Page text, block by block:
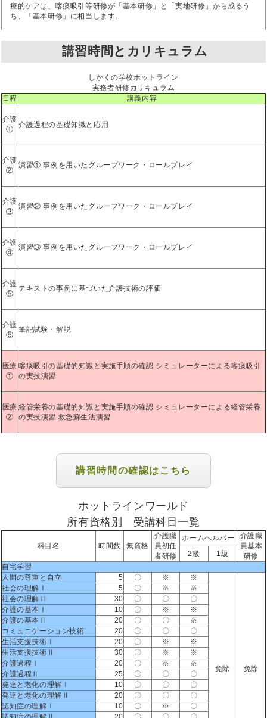
療的ケアは、喀痰吸引等研修が「基本研修」と「実地研修」から成るう
ち、「基本研修」に相当します。
講習時間とカリキュラム
しかくの学校ホットライン
実務者研修カリキュラム
日程
講義内容
介護
①
介護過程の基礎知識と応用
介護
②
演習① 事例を用いたグループワーク・ロールプレイ
介護
③
演習② 事例を用いたグループワーク・ロールプレイ
介護
④
演習③ 事例を用いたグループワーク・ロールプレイ
介護
⑤
テキストの事例に基づいた介護技術の評価
介護
⑥
筆記試験・解説
医療
①
喀痰吸引の基礎的知識と実施手順の確認 シミュレーターによる喀痰吸引
の実技演習
医療
②
経管栄養の基礎的知識と実施手順の確認 シミュレーターによる経管栄養
の実技演習 救急蘇生法演習
講習時間の確認はこちら
ホットラインワールド
所有資格別 受講科目一覧
科目名 時間数 無資格
介護職
員初任
者研修
ホームヘルパー
介護職
員基本
研修
2級
1級
自宅学習
人間の尊重と自立
5 〇 ※ ※
免除 免除
社会の理解Ⅰ 5 〇 ※
※
社会の理解Ⅱ
30 〇 〇
〇
介護の基本Ⅰ
10 〇 ※
※
介護の基本Ⅱ
20 〇 〇
※
コミュニケーション技術
20 〇 〇
〇
生活支援技術Ⅰ
20 〇 ※
※
生活支援技術Ⅱ
30 〇 ※
※
介護過程Ⅰ
20 〇 ※
※
介護過程Ⅱ
25 〇 〇
〇
発達と老化の理解Ⅰ
10 〇 〇
〇
発達と老化の理解Ⅱ
20 〇 〇
〇
認知症の理解Ⅰ
10 〇 ※
〇